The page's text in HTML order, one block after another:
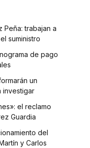
Peña: trabajan a
suministro
de pago
un
investigar
el reclamo
Guardia
del
y Carlos